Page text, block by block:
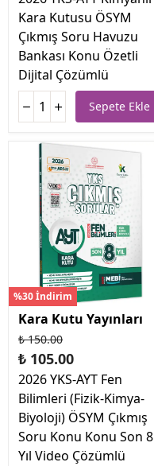
Kara Kutusu ÖSYM
Çıkmış Soru Havuzu
Bankası Konu Özetli
Dijital Çözümlü
Sepete Ekle
%30 İndirim
Kara Kutu Yayınları
₺ 150.00
₺ 105.00
2026 YKS-AYT Fen
Bilimleri (Fizik-Kimya-
Biyoloji) ÖSYM Çıkmış
Soru Konu Konu Son 8
Yıl Video Çözümlü